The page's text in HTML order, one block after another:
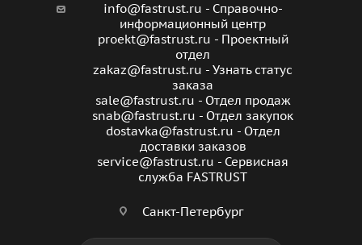
info@fastrust.ru - Справочно-
информационный центр
proekt@fastrust.ru - Проектный
отдел
zakaz@fastrust.ru - Узнать статус
заказа
sale@fastrust.ru - Отдел продаж
snab@fastrust.ru - Отдел закупок
dostavka@fastrust.ru - Отдел
доставки заказов
service@fastrust.ru - Сервисная
служба FASTRUST
Санкт-Петербург